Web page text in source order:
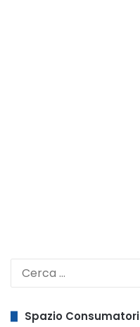
Spazio Consumatori